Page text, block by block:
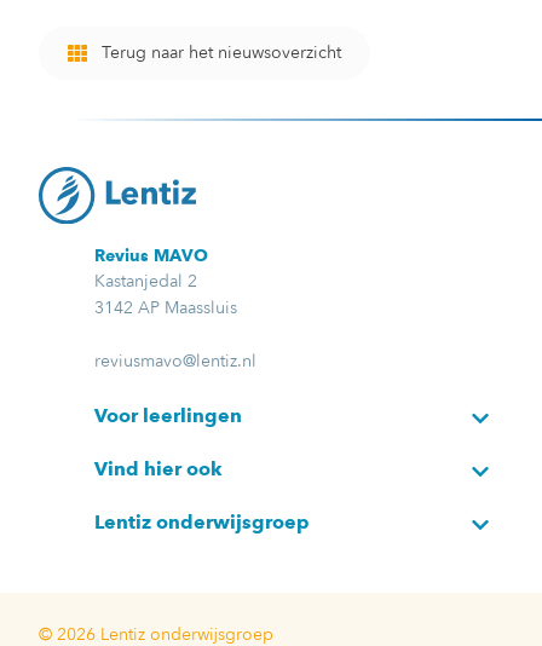
Terug naar het nieuwsoverzicht
Revius MAVO
Kastanjedal 2
3142 AP Maassluis
reviusmavo@lentiz.nl
Voor leerlingen
Vind hier ook
Lentiz onderwijsgroep
© 2026 Lentiz onderwijsgroep